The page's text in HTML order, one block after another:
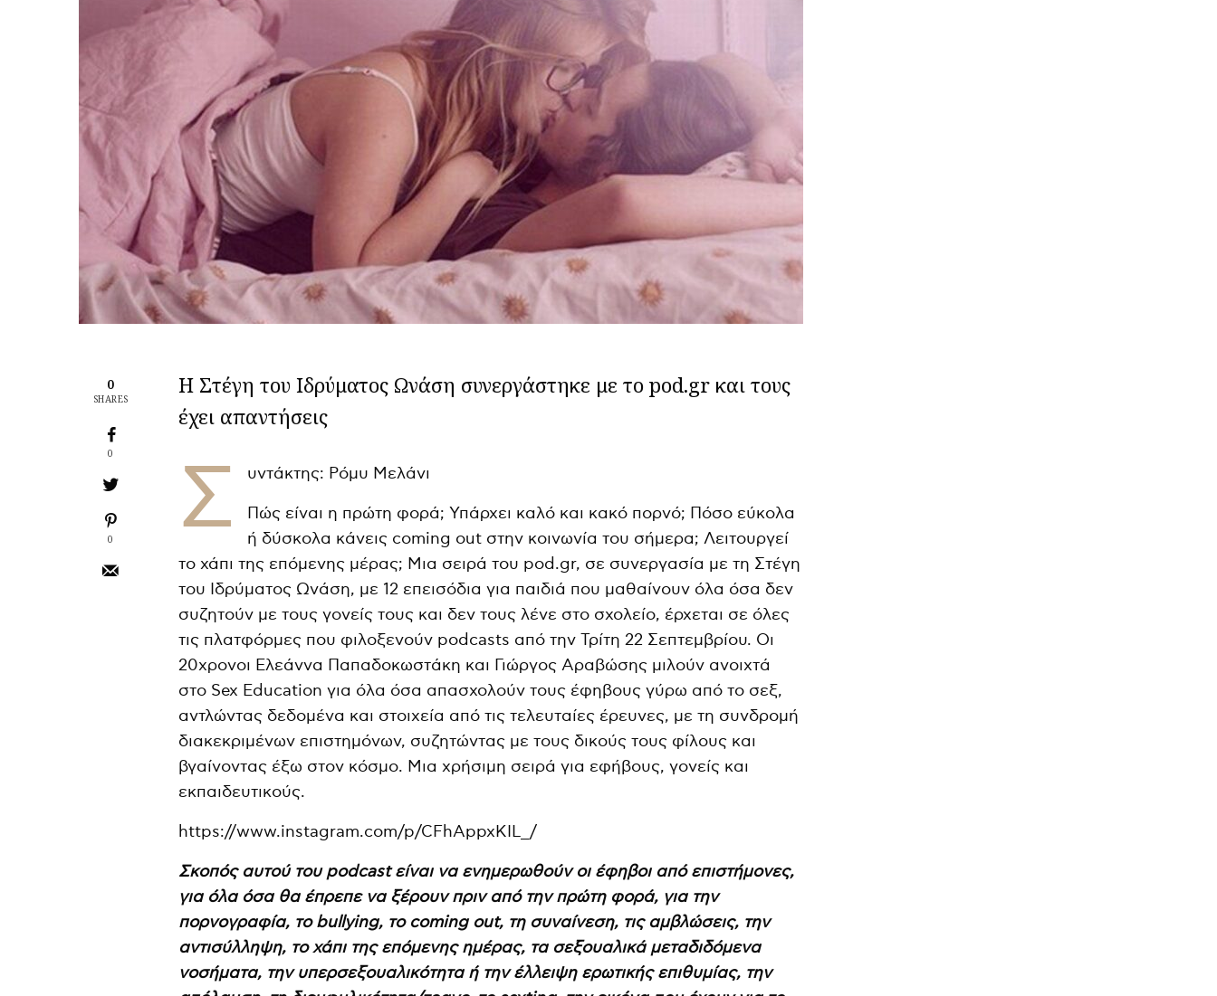
0
SHARES
0
0
H Στέγη του Ιδρύματος Ωνάση συνεργάστηκε με το pod.gr και τους
έχει απαντήσεις
Σ υντάκτης: Ρόμυ Μελάνι
Πώς είναι η πρώτη φορά; Υπάρχει καλό και κακό πορνό; Πόσο εύκολα
ή δύσκολα κάνεις coming out στην κοινωνία του σήμερα; Λειτουργεί
το χάπι της επόμενης μέρας; Μια σειρά του pod.gr, σε συνεργασία με τη Στέγη
του Ιδρύματος Ωνάση, με 12 επεισόδια για παιδιά που μαθαίνουν όλα όσα δεν
συζητούν με τους γονείς τους και δεν τους λένε στο σχολείο, έρχεται σε όλες
τις πλατφόρμες που φιλοξενούν podcasts από την Τρίτη 22 Σεπτεμβρίου. Οι
20χρονοι Ελεάννα Παπαδοκωστάκη και Γιώργος Αραβώσης μιλούν ανοιχτά
στο Sex Education για όλα όσα απασχολούν τους έφηβους γύρω από το σεξ,
αντλώντας δεδομένα και στοιχεία από τις τελευταίες έρευνες, με τη συνδρομή
διακεκριμένων επιστημόνων, συζητώντας με τους δικούς τους φίλους και
βγαίνοντας έξω στον κόσμο. Μια χρήσιμη σειρά για εφήβους, γονείς και
εκπαιδευτικούς.
https://www.instagram.com/p/CFhAppxKIL_/
Σκοπός αυτού του podcast είναι να ενημερωθούν οι έφηβοι από επιστήμονες,
για όλα όσα θα έπρεπε να ξέρουν πριν από την πρώτη φορά, για την
πορνογραφία, το bullying, το coming out, τη συναίνεση, τις αμβλώσεις, την
αντισύλληψη, το χάπι της επόμενης ημέρας, τα σεξουαλικά μεταδιδόμενα
νοσήματα, την υπερσεξουαλικότητα ή την έλλειψη ερωτικής επιθυμίας, την